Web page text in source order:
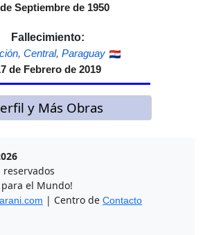
Septiembre de 1950
Fallecimiento:
, Central, Paraguay
de Febrero de 2019
y Más Obras
reservados
el Mundo!
| Centro de Contacto